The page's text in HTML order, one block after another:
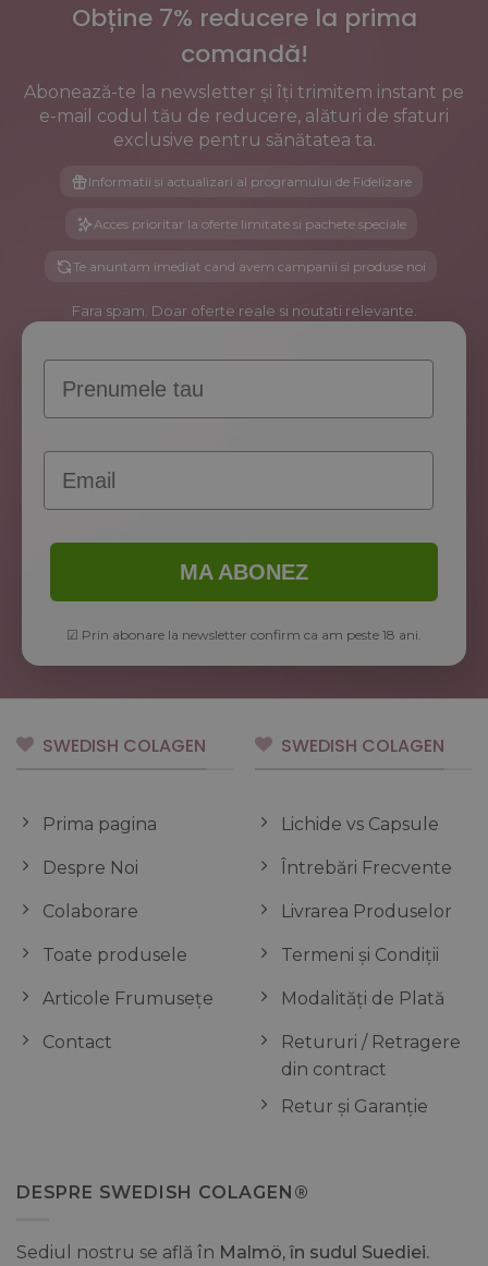
piele,
articulatii
Obține 7% reducere la prima
comandă!
Abonează-te la newsletter și îți trimitem instant pe
e-mail codul tău de reducere, alături de sfaturi
exclusive pentru sănătatea ta.
Informatii si actualizari al programului de Fidelizare
Acces prioritar la oferte limitate si pachete speciale
Te anuntam imediat cand avem campanii si produse noi
Fara spam. Doar oferte reale si noutati relevante.
Prenume
Email
MA ABONEZ
☑ Prin abonare la newsletter confirm ca am peste 18 ani.
SWEDISH COLAGEN
Prima pagina
Despre Noi
Colaborare
Toate produsele
Articole Frumusețe
Contact
SWEDISH COLAGEN
Lichide vs Capsule
Întrebări Frecvente
Livrarea Produselor
Termeni și Condiții
Modalități de Plată
Retururi / Retragere
din contract
Retur și Garanție
DESPRE SWEDISH COLAGEN®
Sediul nostru se află în Malmö, în sudul Suediei.